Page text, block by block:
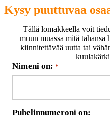
Kysy puuttuvaa
Tällä lomakkeella voit
muun muassa mitä
kiinnitettävää uutta tai
Nimeni on: *
Puhelinnumeroni on: